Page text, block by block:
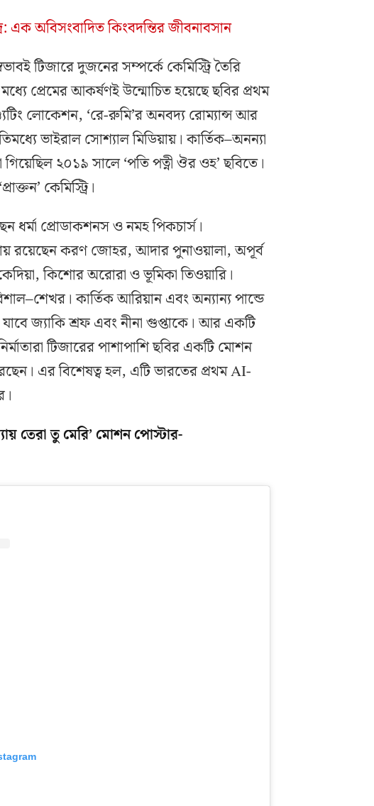
এক অবিসংবাদিত কিংবদন্তির জীবনাবসান
টিজারে দুজনের সম্পর্কে কেমিস্ট্রি তৈরি
প্রেমের আকর্ষণই উন্মোচিত হয়েছে ছবির প্রথম
লোকেশন, ‘রে-রুমি’র অনবদ্য রোম্যান্স আর
ভাইরাল সোশ্যাল মিডিয়ায়। কার্তিক–অনন্যা
২০১৯ সালে ‘পতি পত্নী ঔর ওহ’ ছবিতে।
কেমিস্ট্রি।
ধর্মা প্রোডাকশনস ও নমহ পিকচার্স।
রয়েছেন করণ জোহর, আদার পুনাওয়ালা, অপূর্ব
কিশোর অরোরা ও ভূমিকা তিওয়ারি।
কার্তিক আরিয়ান এবং অন্যান্য পান্ডে
যাবে জ্যাকি শ্রফ এবং নীনা গুপ্তাকে। আর একটি
টিজারের পাশাপাশি ছবির একটি মোশন
এর বিশেষত্ব হল, এটি ভারতের প্রথম AI-
তেরা তু মেরি’ মোশন পোস্টার-